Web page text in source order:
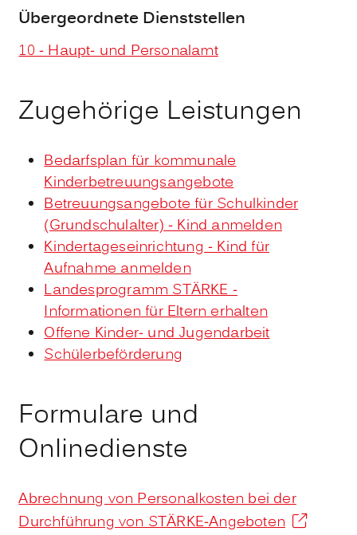
Übergeordnete Dienststellen
10 - Haupt- und Personalamt
Zugehörige Leistungen
Bedarfsplan für kommunale
Kinderbetreuungsangebote
Betreuungsangebote für Schulkinder
(Grundschulalter) - Kind anmelden
Kindertageseinrichtung - Kind für
Aufnahme anmelden
Landesprogramm STÄRKE -
Informationen für Eltern erhalten
Offene Kinder- und Jugendarbeit
Schülerbeförderung
Formulare und
Onlinedienste
Abrechnung von Personalkosten bei der
Durchführung von STÄRKE-Angeboten